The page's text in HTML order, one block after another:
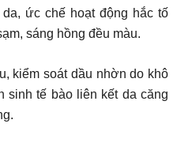
ức chế hoạt động hắc tố
sáng hồng đều màu.
kiểm soát dầu nhờn do khô
sinh tế bào liên kết da căng